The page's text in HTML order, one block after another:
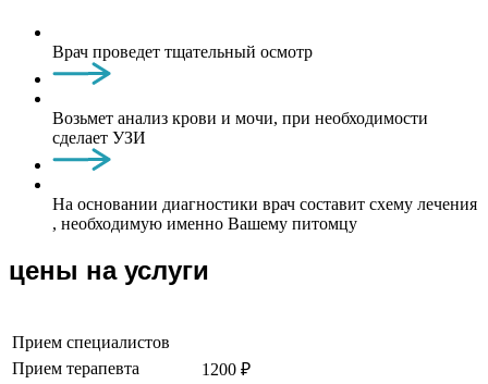
Врач проведет тщательный осмотр
Возьмет анализ крови и мочи, при необходимости
сделает УЗИ
На основании диагностики врач составит схему лечения
, необходимую именно Вашему питомцу
цены на услуги
Прием специалистов
Прием терапевта
1200 ₽